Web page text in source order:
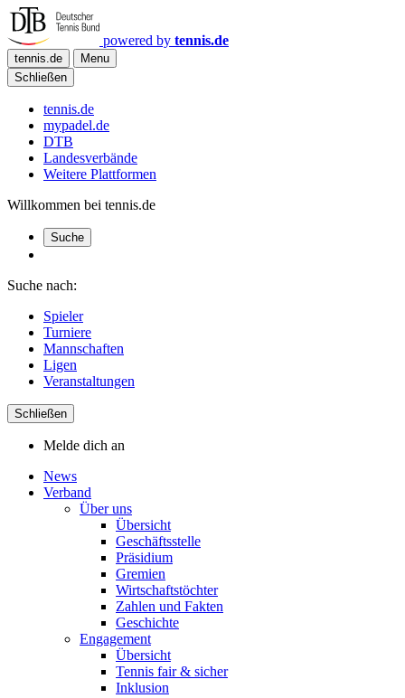
powered by tennis.de
tennis.de
Menu
Schließen
tennis.de
mypadel.de
DTB
Landesverbände
Weitere Plattformen
Willkommen bei tennis.de
Suche
Suche nach:
Spieler
Turniere
Mannschaften
Ligen
Veranstaltungen
Schließen
Melde dich an
News
Verband
Über uns
Übersicht
Geschäftsstelle
Präsidium
Gremien
Wirtschaftstöchter
Zahlen und Fakten
Geschichte
Engagement
Übersicht
Tennis fair & sicher
Inklusion